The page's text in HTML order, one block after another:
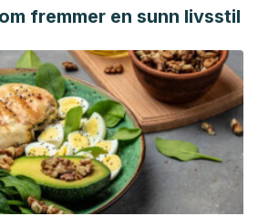
fremmer en sunn livsstil